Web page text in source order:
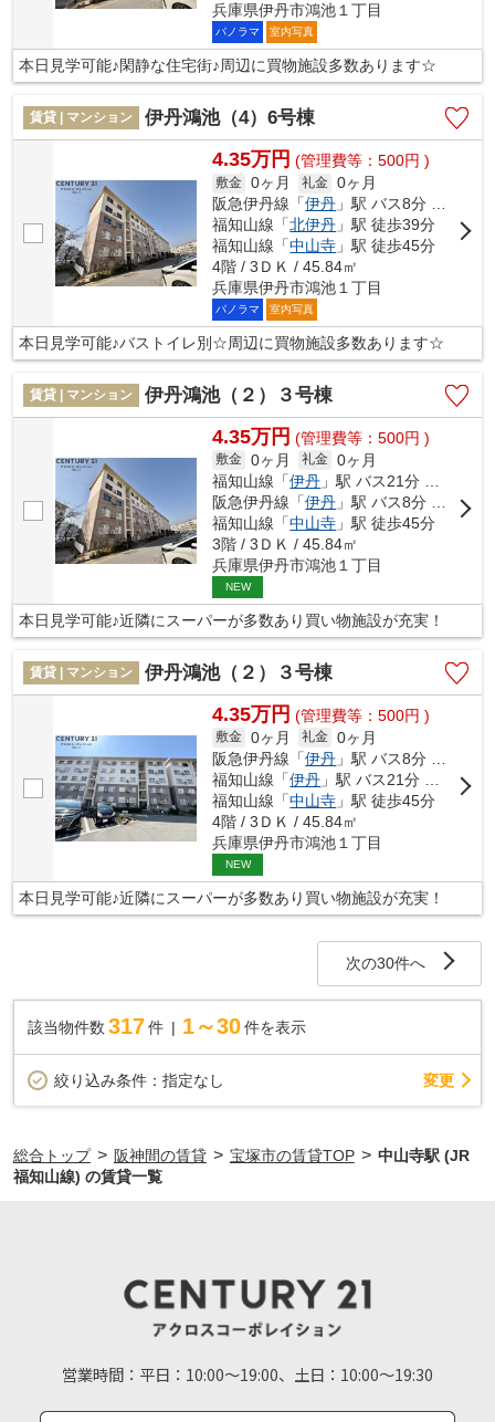
兵庫県伊丹市鴻池１丁目
パノラマ 室内写真
本日見学可能♪閑静な住宅街♪周辺に買物施設多数あります☆
賃貸 | マンション 伊丹鴻池（4）6号棟
4.35万円 (管理費等：500円 )
敷金 0ヶ月 礼金 0ヶ月
阪急伊丹線「伊丹 」駅 バス8分 「スポーツセンター前（伊丹市）」 停歩4分
福知山線「北伊丹 」駅 徒歩39分
福知山線「中山寺 」駅 徒歩45分
4階 / 3ＤＫ / 45.84㎡
兵庫県伊丹市鴻池１丁目
パノラマ 室内写真
本日見学可能♪バストイレ別☆周辺に買物施設多数あります☆
賃貸 | マンション 伊丹鴻池（２）３号棟
4.35万円 (管理費等：500円 )
敷金 0ヶ月 礼金 0ヶ月
福知山線「伊丹 」駅 バス21分 「スポーツセンター前（伊丹市）」 停歩5分
阪急伊丹線「伊丹 」駅 バス8分 「スポーツセンター前（伊丹市）」 停歩5分
福知山線「中山寺 」駅 徒歩45分
3階 / 3ＤＫ / 45.84㎡
兵庫県伊丹市鴻池１丁目
NEW
本日見学可能♪近隣にスーパーが多数あり買い物施設が充実！
賃貸 | マンション 伊丹鴻池（２）３号棟
4.35万円 (管理費等：500円 )
敷金 0ヶ月 礼金 0ヶ月
阪急伊丹線「伊丹 」駅 バス8分 「スポーツセンター前（伊丹市）」 停歩5分
福知山線「伊丹 」駅 バス21分 「スポーツセンター前（伊丹市）」 停歩5分
福知山線「中山寺 」駅 徒歩45分
4階 / 3ＤＫ / 45.84㎡
兵庫県伊丹市鴻池１丁目
NEW
本日見学可能♪近隣にスーパーが多数あり買い物施設が充実！
次の30件へ
該当物件数 317件 1～30 件を表示
絞り込み条件： 指定なし 変更
総合トップ > 阪神間の賃貸 > 宝塚市の賃貸TOP > 中山寺駅 (JR
福知山線) の賃貸一覧
営業時間： 平日：10:00～19:00、土日：10:00～19:30